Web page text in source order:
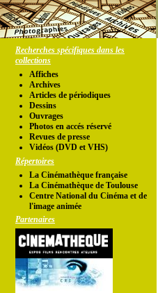
Recherches spécifiques dans les
collections
Affiches
Archives
Articles de périodiques
Dessins
Ouvrages
Photos en accés réservé
Revues de presse
Vidéos (DVD et VHS)
Répertoires
La Cinémathèque française
La Cinémathèque de Toulouse
Centre National du Cinéma et de
l'image animée
Partenaires